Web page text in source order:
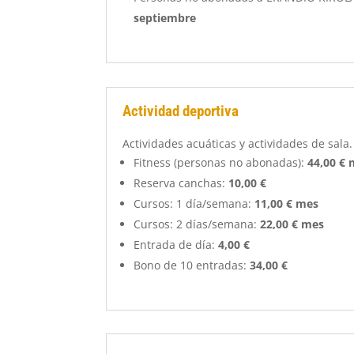
septiembre
Actividad deportiva
Actividades acuáticas y actividades de sala.
Fitness (personas no abonadas):44,00 €
Reserva canchas: 10,00 €
Cursos: 1 día/semana: 11,00 € mes
Cursos: 2 días/semana:22,00 € mes
Entrada de día: 4,00 €
Bono de 10 entradas:34,00 €